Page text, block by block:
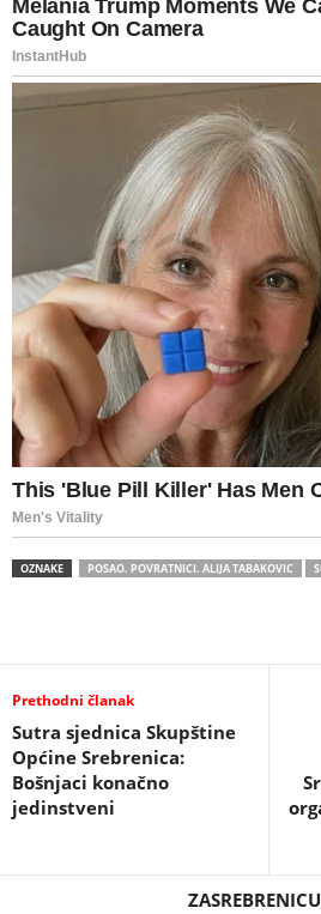
OZNAKE POSAO. POVRATNICI. ALIJA TABAKOVIC
Prethodni članak
Sutra sjednica Skupštine
Općine Srebrenica:
Bošnjaci konačno
jedinstveni